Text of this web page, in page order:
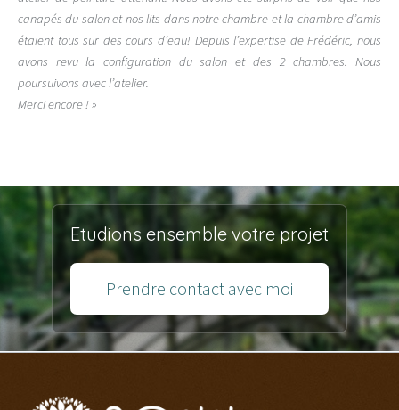
[Réserver]
canapés du salon et nos lits dans notre chambre et la chambre d’amis
étaient tous sur des cours d’eau! Depuis l’expertise de Frédéric, nous
avons revu la configuration du salon et des 2 chambres. Nous
poursuivons avec l’atelier.
Merci encore ! »
Etudions ensemble votre projet
Prendre contact avec moi